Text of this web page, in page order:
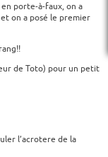
porte-à-faux, on a
on a posé le premier
de Toto) pour un petit
l’acrotere de la